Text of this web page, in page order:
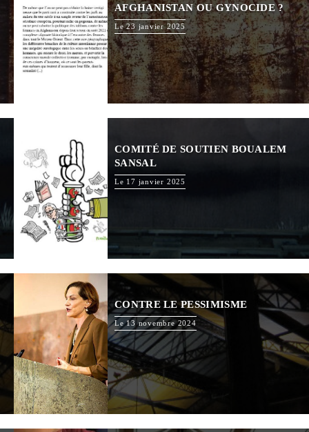
AFGHANISTAN OU GYNOCIDE ?
Le 23 janvier 2025
COMITÉ DE SOUTIEN BOUALEM
SANSAL
Le 17 janvier 2025
CONTRE LE PESSIMISME
Le 13 novembre 2024